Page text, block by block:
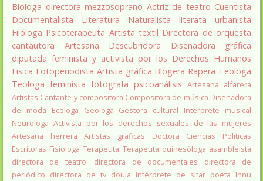
Bióloga directora mezzosoprano Actriz de teatro Cuentista
Documentalista
Literatura Naturalista literata
urbanista
Filóloga Psicoterapeuta Artista textil Directora de orquesta
cantautora
Artesana Descubridora
Diseñadora gráfica
diputada feminista y activista por los Derechos Humanos
Fisica Fotoperiodista Artista gráfica Blogera Rapera Teologa
Teóloga feminista fotografa psicoanálisis Artesana alfarera
Artistas Cantante y compositora Compositora de música Diseñadora
de moda
Ecologa Geologa Gestora cultural
Interprete musical
Neurologa Activista por los derechos sexuales de las mujeres
Artesana herrera
Artistas graficas
Doctora Ciencias Políticas
Escritoras Fisiologa Terapeuta Terapeuta quinesóloga asambleista
directora de teatro.
directora de documentales
directora de
periódico directora de tv doula intérprete de sitar poeta Innu